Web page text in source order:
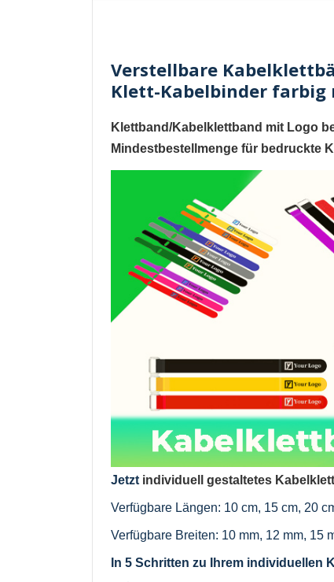
Verstellbare
Klett-Kabelbinder farbig
Klettband/Kabelklettband mit Logo
Mindestbestellmenge für bedruckte
Jetzt individuell gestaltetes
Verfügbare Längen: 10 cm, 15 cm, 20
Verfügbare Breiten: 10 mm, 12 mm, 15
In 5 Schritten zu Ihrem individuellen